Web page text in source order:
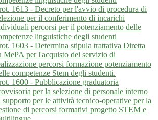
1613 - Decreto per l'avvio di procedura di
per il conferimento di incarichi
percorsi per il potenziamento delle
linguistiche degli studenti
1603 - Determina stipula trattativa Diretta
MePA per l'acquisto del servizio di
percorsi formazione potenziamento
competenze Stem degli studenti.
1600 - Pubblicazione graduatoria
per la selezione di personale interno
supporto per le attività tecnico-operative per la
di percorsi formativi progetto STEM e